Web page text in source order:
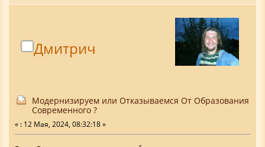
Образования Современного ? (Прочитано
Дмитрич
Модернизируем или Отказываемся От Образования
Современного ?
«: 12 Мая, 2024, 08:32:18 »